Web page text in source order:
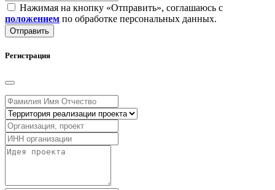
Нажимая на кнопку «Отправить», соглашаюсь с
положением по обработке персональных данных.
Отправить
Регистрация